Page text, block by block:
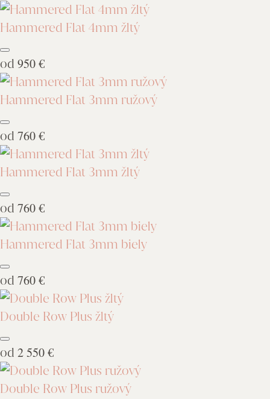
Hammered Flat 4mm žltý
od 950 €
Hammered Flat 3mm ružový
od 760 €
Hammered Flat 3mm žltý
od 760 €
Hammered Flat 3mm biely
od 760 €
Double Row Plus žltý
od 2 550 €
Double Row Plus ružový